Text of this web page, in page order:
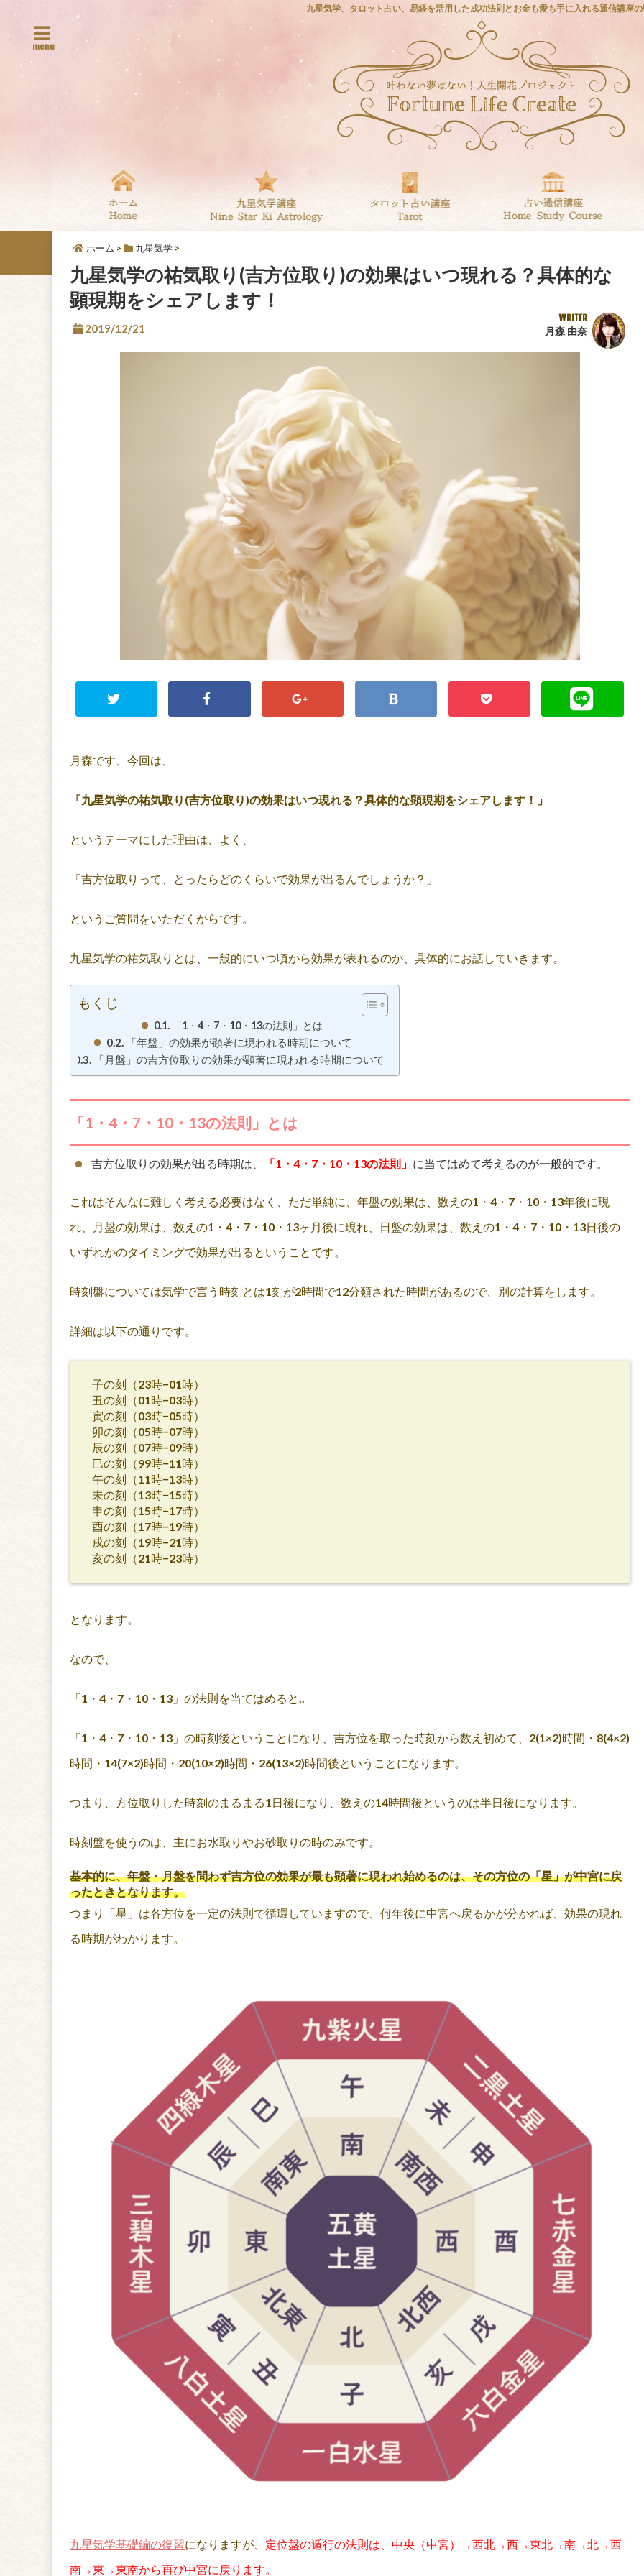
九星気学、タロット占い、易経を活用した成功法則とお金も愛も手に入れる通信講座
menu
ホーム > 九星気学 >
九星気学の祐気取り(吉方位取り)の効果はいつ現れる？具体的な
顕現期をシェアします！
2019/12/21
WRITER
月森 由奈
月森です、今回は、
「九星気学の祐気取り(吉方位取り)の効果はいつ現れる？具体的な顕現期をシェアします！」
というテーマにした理由は、よく、
「吉方位取りって、とったらどのくらいで効果が出るんでしょうか？」
というご質問をいただくからです。
九星気学の祐気取りとは、一般的にいつ頃から効果が表れるのか、具体的にお話していきます。
もくじ
「1・4・7・10・13の法則」とは
「年盤」の効果が顕著に現われる時期について
「月盤」の吉方位取りの効果が顕著に現われる時期について
「1・4・7・10・13の法則」とは
吉方位取りの効果が出る時期は、 「1・4・7・10・13の法則」 に当てはめて考えるのが一般的です。
これはそんなに難しく考える必要はなく、ただ単純に、年盤の効果は、数えの1・4・7・10・13年後に現
れ、月盤の効果は、数えの1・4・7・10・13ヶ月後に現れ、日盤の効果は、数えの1・4・7・10・13日後の
いずれかのタイミングで効果が出るということです。
時刻盤については気学で言う時刻とは1刻が2時間で12分類された時間があるので、別の計算をします。
詳細は以下の通りです。
子の刻（23時−01時）
丑の刻（01時−03時）
寅の刻（03時−05時）
卯の刻（05時−07時）
辰の刻（07時−09時）
巳の刻（99時−11時）
午の刻（11時−13時）
未の刻（13時−15時）
申の刻（15時−17時）
酉の刻（17時−19時）
戌の刻（19時−21時）
亥の刻（21時−23時）
となります。
なので、
「1・4・7・10・13」の法則を当てはめると..
「1・4・7・10・13」の時刻後ということになり、吉方位を取った時刻から数え初めて、2(1×2)時間・8(4×2)
時間・14(7×2)時間・20(10×2)時間・26(13×2)時間後ということになります。
つまり、方位取りした時刻のまるまる1日後になり、数えの14時間後というのは半日後になります。
時刻盤を使うのは、主にお水取りやお砂取りの時のみです。
基本的に、年盤・月盤を問わず吉方位の効果が最も顕著に現われ始めるのは、その方位の「星」が中宮に戻
ったときとなります。
つまり「星」は各方位を一定の法則で循環していますので、何年後に中宮へ戻るかが分かれば、効果の現れ
る時期がわかります。
九星気学基礎編の復習になりますが、 定位盤の遁行の法則は、中央（中宮）→西北→西→東北→南→北→西
南→東→東南から再び中宮に戻ります。